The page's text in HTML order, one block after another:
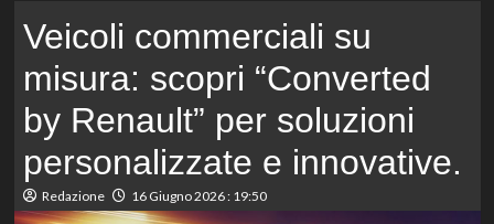
Veicoli commerciali su
misura: scopri “Converted
by Renault” per soluzioni
personalizzate e innovative.
Redazione 16 Giugno 2026 : 19:50